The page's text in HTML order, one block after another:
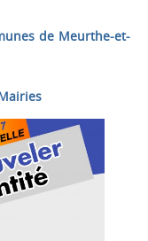
de Meurthe-et-